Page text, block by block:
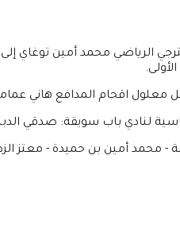
الرياضي محمد أمين توغاي
معلول اقحام المدافع هاني
لنادي باب سويقة: صدقي
- محمد أمين بن حميدة - معتز